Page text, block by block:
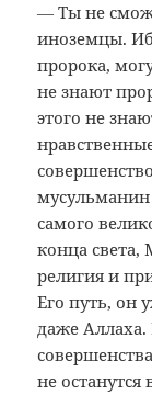
― Ты не
иноземцы.
пророка,
не знают
этого не
мусульманин
самого
конца
религия и
Его путь, он
даже Аллаха.
не останутся